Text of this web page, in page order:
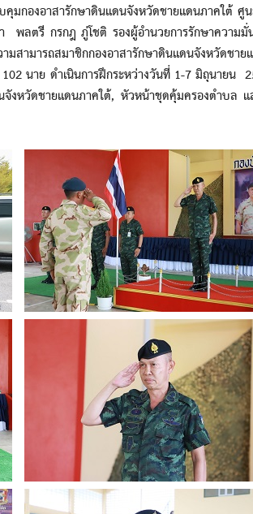
อาสารักษาดินแดนจังหวัดชายแดนภาคใต้ ศูน
พลตรี กรกฎ ภู่โชติ รองผู้อำนวยการรักษาความมั่
สามารถสมาชิกกองอาสารักษาดินแดนจังหวัดชาย
นาย ดำเนินการฝึกระหว่างวันที่ 1-7 มิถุนายน
หวัดชายแดนภาคใต้, หัวหน้าชุดคุ้มครองตำบล แ